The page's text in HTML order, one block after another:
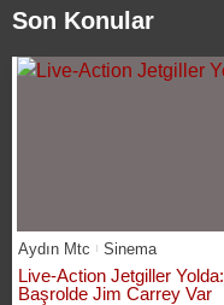
Son Konular
Aydın Mtc Sinema
Live-Action Jetgiller Yolda:
Başrolde Jim Carrey Var